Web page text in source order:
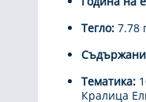
Тегло: 7.78
Тематика:
Кралица